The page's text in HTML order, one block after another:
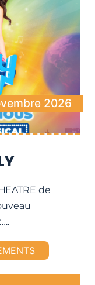
2026
de